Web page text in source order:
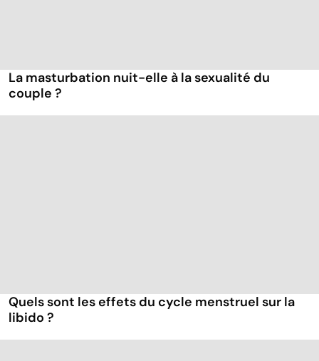
La masturbation nuit-elle à la sexualité du
couple ?
Quels sont les effets du cycle menstruel sur la
libido ?